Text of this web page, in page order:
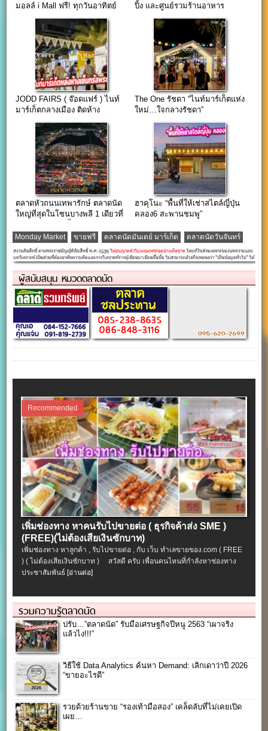
มอลล์ i Mall ฟรี! ทุกวันอาทิตย์
ปิ้ง และศูนย์รวมร้านอาหาร
พร้อมที่นั่งพักชิลล์ ย่านประดิพัทธ์
JODD FAIRS ( จ๊อดแฟร์ ) ไนท์
มาร์เก็ตกลางเมือง ติดห้าง
The One รัชดา “ไนท์มาร์เก็ตแห่ง
ใหม่…ใจกลางรัชดา”
ตลาดหัวถนนเทพารักษ์ ตลาดนัด
ใหญ่ที่สุดในโซนบางพลี 1 เดียวที่
ฮาคุโนะ “พื้นที่ให้เช่าสไตล์ญี่ปุ่น
คลอง6 สะพานชมพู”
Monday Market ขายฟรี ตลาดนัดมันเดย์ มาร์เก็ต ตลาดนัดวันจันทร์
ผู้สนับสนุน หมวดตลาดนัด
Recommended
เพิ่มช่องทาง หาคนรับไปขายต่อ ( ธุรกิจค้าส่ง SME )
(FREE)(ไม่ต้องเสียเงินซักบาท)
เพิ่มช่องทาง หาลูกค้า , รับไปขายต่อ , กับ เว็บ ทำเลขายของ.com ( FREE
) ( ไม่ต้องเสียเงินซักบาท ) สวัสดี ครับ เพื่อนคนไหนที่กำลังหาช่องทาง
ประชาสัมพันธ์[อ่านต่อ]
รวมความรู้ตลาดนัด
ปรับ…”ตลาดนัด” รับมือเศรษฐกิจปีหนู 2563 “เผาจริง
แล้วไง!!!”
วิธีใช้ Data Analytics ค้นหา Demand: เลิกเดาว่าปี 2026
“ขายอะไรดี”
รวยด้วยร้านขาย “รองเท้ามือสอง” เคล็ดลับที่ไม่เคยเปิด
เผย…